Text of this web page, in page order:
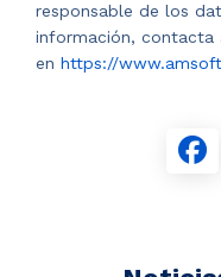
responsable de los
información, contacta
en https://